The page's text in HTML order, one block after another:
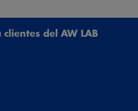
del AW LAB